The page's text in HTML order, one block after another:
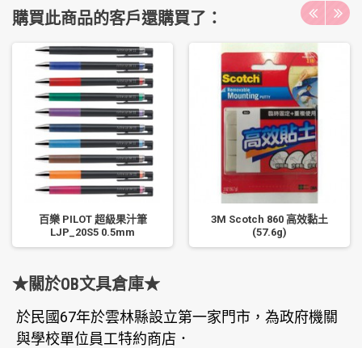
購買此商品的客戶還購買了：
百樂 PILOT 超級果汁筆
LJP_20S5 0.5mm
3M Scotch 860 高效黏土
(57.6g)
★關於OB文具倉庫★
於民國67年於雲林縣設立第一家門市，為政府機關
與學校單位員工特約商店．